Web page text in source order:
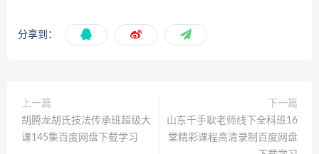
分享到：
上一篇
胡腾龙胡氏技法传承班超级大
课145集百度网盘下载学习
下一篇
山东千手耿老师线下全科班16
堂精彩课程高清录制百度网盘